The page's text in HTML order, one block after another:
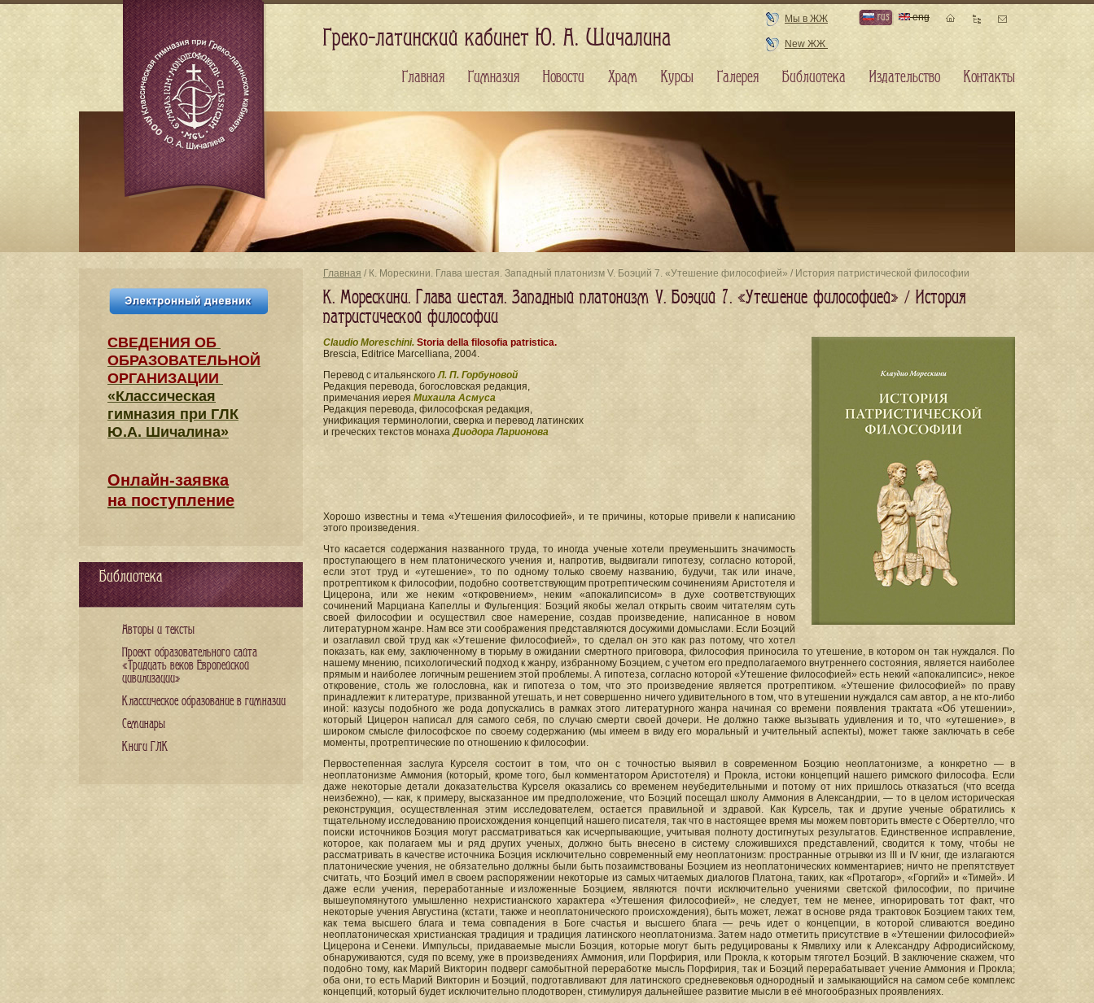
Главная / К. Морескини. Глава шестая. Западный платонизм V. Боэций 7. «Утешение философией» / История патристической философии
К. Морескини. Глава шестая. Западный платонизм V. Боэций 7. «Утешение философией» / История
патристической философии
Claudio Moreschini. Storia della filosofia patristica.
Brescia, Editrice Marcelliana, 2004.
Перевод с итальянскогоЛ. П. Горбуновой
Редакция перевода, богословская редакция,
примечания иерея Михаила Асмуса
Редакция перевода, философская редакция,
унификация терминологии, сверка и перевод латинских
и греческих текстов монахаДиодора Ларионова
Хорошо известны и тема «Утешения философией», и те причины, которые привели к написанию
этого произведения.
Что касается содержания названного труда, то иногда ученые хотели преуменьшить значимость
проступающего в нем платонического учения и, напротив, выдвигали гипотезу, согласно которой,
если этот труд и «утешение», то по одному только своему названию, будучи, так или иначе,
протрептиком к философии, подобно соответствующим протрептическим сочинениям Аристотеля и
Цицерона, или же неким «откровением», неким «апокалипсисом» в духе соответствующих
сочинений Марциана Капеллы и Фульгенция: Боэций якобы желал открыть своим читателям суть
своей философии и осуществил свое намерение, создав произведение, написанное в новом
литературном жанре. Нам все эти соображения представляются досужими домыслами. Если Боэций
и озаглавил свой труд как «Утешение философией», то сделал он это как раз потому, что хотел
показать, как ему, заключенному в тюрьму в ожидании смертного приговора, философия приносила то утешение, в котором он так нуждался. По
нашему мнению, психологический подход к жанру, избранному Боэцием, с учетом его предполагаемого внутреннего состояния, является наиболее
прямым и наиболее логичным решением этой проблемы. А гипотеза, согласно которой «Утешение философией» есть некий «апокалипсис», некое
откровение, столь же голословна, как и гипотеза о том, что это произведение является протрептиком. «Утешение философией» по праву
принадлежит к литературе, призванной утешать, и нет совершенно ничего удивительного в том, что в утешении нуждался сам автор, а не кто-либо
иной: казусы подобного же рода допускались в рамках этого литературного жанра начиная со времени появления трактата «Об утешении»,
который Цицерон написал для самого себя, по случаю смерти своей дочери. Не должно также вызывать удивления и то, что «утешение», в
широком смысле философское по своему содержанию (мы имеем в виду его моральный и учительный аспекты), может также заключать в себе
моменты, протрептические по отношению к философии.
Первостепенная заслуга Курселя состоит в том, что он с точностью выявил в современном Боэцию неоплатонизме, а конкретно — в
неоплатонизме Аммония (который, кроме того, был комментатором Аристотеля) и Прокла, истоки концепций нашего римского философа. Если
даже некоторые детали доказательства Курселя оказались со временем неубедительными и потому от них пришлось отказаться (что всегда
неизбежно), — как, к примеру, высказанное им предположение, что Боэций посещал школу Аммония в Александрии, — то в целом историческая
реконструкция, осуществленная этим исследователем, остается правильной и здравой. Как Курсель, так и другие ученые обратились к
тщательному исследованию происхождения концепций нашего писателя, так что в настоящее время мы можем повторить вместе с Обертелло, что
поиски источников Боэция могут рассматриваться как исчерпывающие, учитывая полноту достигнутых результатов. Единственное исправление,
которое, как полагаем мы и ряд других ученых, должно быть внесено в систему сложившихся представлений, сводится к тому, чтобы не
рассматривать в качестве источника Боэция исключительно современный ему неоплатонизм: пространные отрывки из III и IV книг, где излагаются
платонические учения, не обязательно должны были быть позаимствованы Боэцием из неоплатонических комментариев; ничто не препятствует
считать, что Боэций имел в своем распоряжении некоторые из самых читаемых диалогов Платона, таких, как «Протагор», «Горгий» и «Тимей». И
даже если учения, переработанные и изложенные Боэцием, являются почти исключительно учениями светской философии, по причине
вышеупомянутого умышленно нехристианского характера «Утешения философией», не следует, тем не менее, игнорировать тот факт, что
некоторые учения Августина (кстати, также и неоплатонического происхождения), быть может, лежат в основе ряда трактовок Боэцием таких тем,
как тема высшего блага и тема совпадения в Боге счастья и высшего блага — речь идет о концепции, в которой сливаются воедино
неоплатоническая христианская традиция и традиция латинского неоплатонизма. Затем надо отметить присутствие в «Утешении философией»
Цицерона и Сенеки. Импульсы, придаваемые мысли Боэция, которые могут быть редуцированы к Ямвлиху или к Александру Афродисийскому,
обнаруживаются, судя по всему, уже в произведениях Аммония, или Порфирия, или Прокла, к которым тяготел Боэций. В заключение скажем, что
подобно тому, как Марий Викторин подверг самобытной переработке мысль Порфирия, так и Боэций перерабатывает учение Аммония и Прокла;
оба они, то есть Марий Викторин и Боэций, подготавливают для латинского средневековья однородный и замыкающийся на самом себе комплекс
концепций, который будет исключительно плодотворен, стимулируя дальнейшее развитие мысли в её многообразных проявлениях.
СВЕДЕНИЯ​ ОБ
ОБРАЗОВАТЕЛЬНОЙ
ОРГАНИЗАЦИИ
«Классическая
гимназия при ГЛК
Ю.А. Шичалина»
Онлайн-заявка
на поступление
Библиотека
Авторы и тексты
Проект образовательного сайта
«Тридцать веков Европейской
цивилизации»
Классическое образование в гимназии
Семинары
Книги ГЛК
Греко-латинский кабинет Ю. А. Шичалина
Мы в ЖЖ
New ЖЖ
rus eng
Главная Гимназия Новости Храм Курсы Галерея Библиотека Издательство Контакты